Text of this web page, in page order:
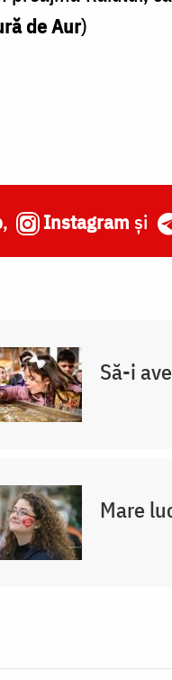
de Aur)
, Instagram și
Să-i
Mare